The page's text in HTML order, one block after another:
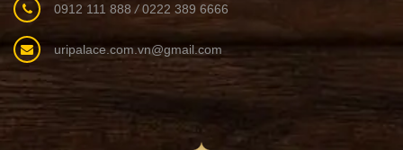
0912 111 888/0222 389 6666
uripalace.com.vn@gmail.com